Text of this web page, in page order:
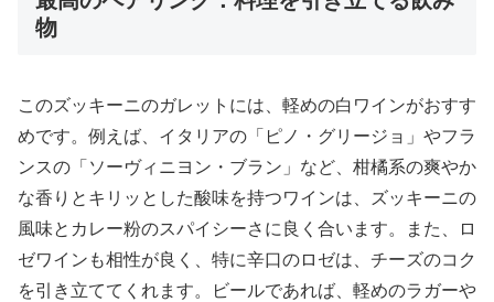
物
このズッキーニのガレットには、軽めの白ワインがおすす
めです。例えば、イタリアの「ピノ・グリージョ」やフラ
ンスの「ソーヴィニヨン・ブラン」など、柑橘系の爽やか
な香りとキリッとした酸味を持つワインは、ズッキーニの
風味とカレー粉のスパイシーさに良く合います。また、ロ
ゼワインも相性が良く、特に辛口のロゼは、チーズのコク
を引き立ててくれます。ビールであれば、軽めのラガーや